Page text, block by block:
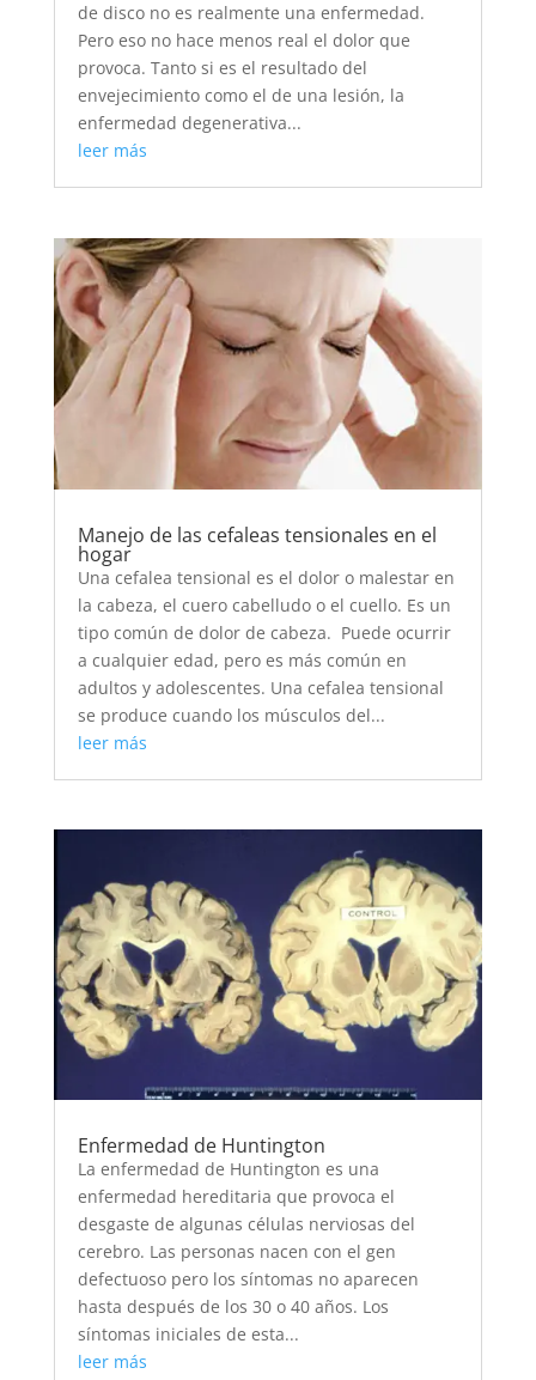
de disco no es realmente una enfermedad.
Pero eso no hace menos real el dolor que
provoca. Tanto si es el resultado del
envejecimiento como el de una lesión, la
enfermedad degenerativa...
leer más
Manejo de las cefaleas tensionales en el
hogar
Una cefalea tensional es el dolor o malestar en
la cabeza, el cuero cabelludo o el cuello. Es un
tipo común de dolor de cabeza. Puede ocurrir
a cualquier edad, pero es más común en
adultos y adolescentes. Una cefalea tensional
se produce cuando los músculos del...
leer más
Enfermedad de Huntington
La enfermedad de Huntington es una
enfermedad hereditaria que provoca el
desgaste de algunas células nerviosas del
cerebro. Las personas nacen con el gen
defectuoso pero los síntomas no aparecen
hasta después de los 30 o 40 años. Los
síntomas iniciales de esta...
leer más